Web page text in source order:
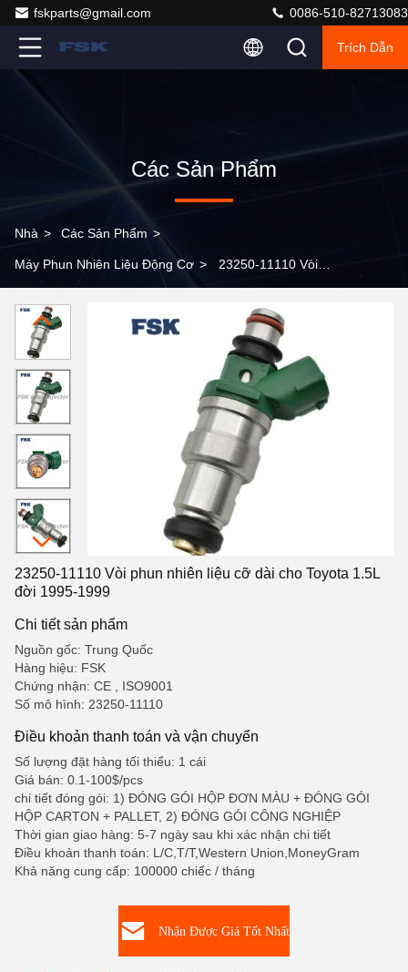
fskparts@gmail.com 0086-510-82713083
Trích Dẫn
Các Sản Phẩm
Nhà > Các Sản Phẩm >
Máy Phun Nhiên Liệu Động Cơ > 23250-11110 Vòi
23250-11110 Vòi phun nhiên liệu cỡ dài cho Toyota 1.5L
đời 1995-1999
Chi tiết sản phẩm
Nguồn gốc: Trung Quốc
Hàng hiệu: FSK
Chứng nhận: CE , ISO9001
Số mô hình: 23250-11110
Điều khoản thanh toán và vận chuyển
Số lượng đặt hàng tối thiểu: 1 cái
Giá bán: 0.1-100$/pcs
chi tiết đóng gói: 1) ĐÓNG GÓI HỘP ĐƠN MÀU + ĐÓNG GÓI
HỘP CARTON + PALLET, 2) ĐÓNG GÓI CÔNG NGHIỆP
Thời gian giao hàng: 5-7 ngày sau khi xác nhận chi tiết
Điều khoản thanh toán: L/C,T/T,Western Union,MoneyGram
Khả năng cung cấp: 100000 chiếc / tháng
Nhận Được Giá Tốt Nhất